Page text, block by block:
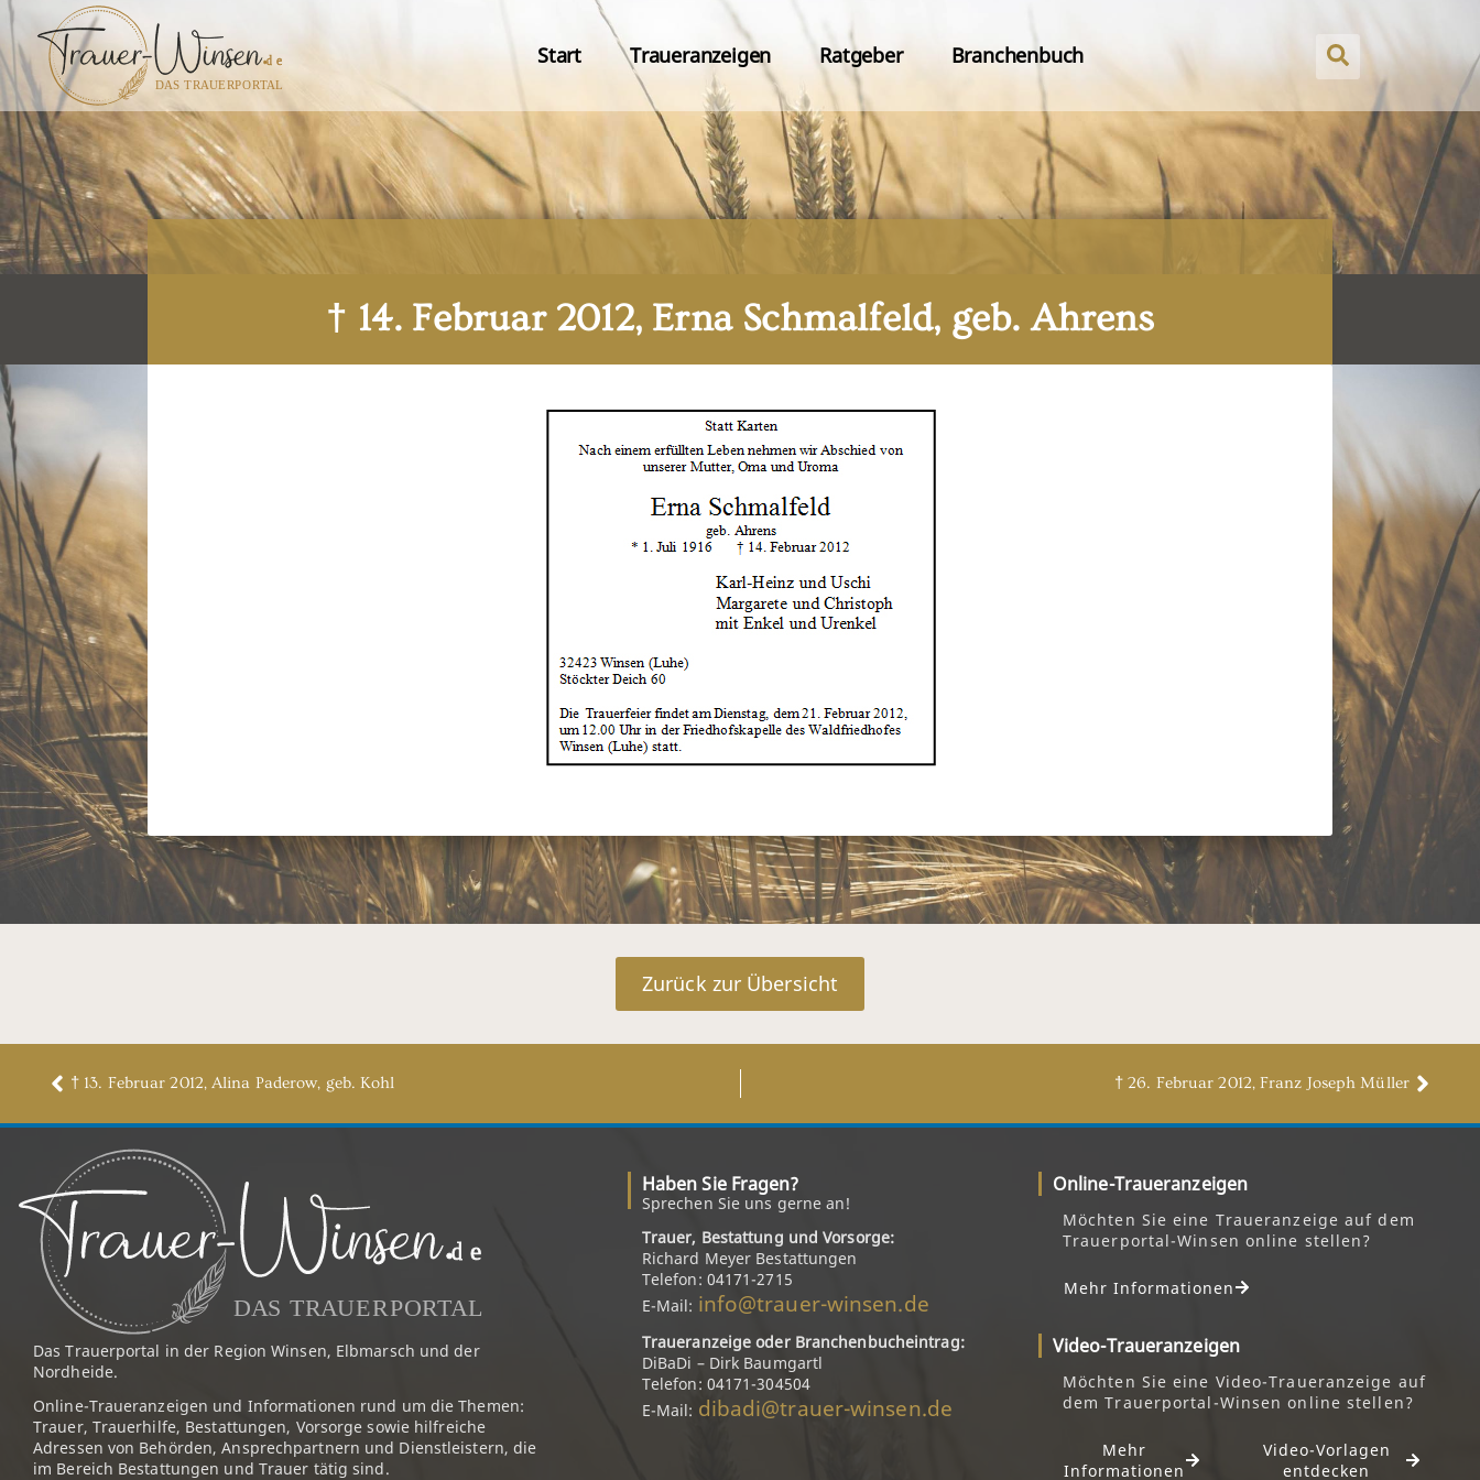
Start Traueranzeigen Ratgeber Branchenbuch
† 14. Februar 2012, Erna Schmalfeld, geb. Ahrens
Zurück zur Übersicht
† 13. Februar 2012, Alina Paderow, geb. Kohl † 26. Februar 2012, Franz Joseph Müller
Das Trauerportal in der Region Winsen, Elbmarsch und der
Nordheide.
Online-Traueranzeigen und Informationen rund um die Themen:
Trauer, Trauerhilfe, Bestattungen, Vorsorge sowie hilfreiche
Adressen von Behörden, Ansprechpartnern und Dienstleistern, die
im Bereich Bestattungen und Trauer tätig sind.
Haben Sie Fragen?
Sprechen Sie uns gerne an!
Trauer, Bestattung und Vorsorge:
Richard Meyer Bestattungen
Telefon: 04171-2715
E-Mail: info@trauer-winsen.de
Traueranzeige oder Branchenbucheintrag:
DiBaDi – Dirk Baumgartl
Telefon: 04171-304504
E-Mail: dibadi@trauer-winsen.de
Online-Traueranzeigen
Möchten Sie eine Traueranzeige auf dem
Trauerportal-Winsen online stellen?
Mehr Informationen
Video-Traueranzeigen
Möchten Sie eine Video-Traueranzeige auf
dem Trauerportal-Winsen online stellen?
Mehr
Informationen
Video-Vorlagen
entdecken